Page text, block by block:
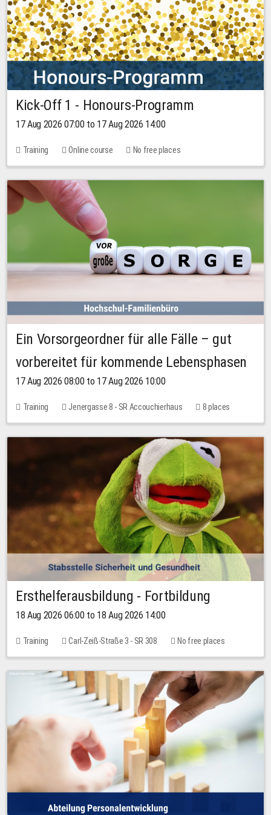
Kick-Off 1 - Honours-Programm
17 Aug 2026 07:00 to 17 Aug 2026 14:00
Training Online course No free places
Ein Vorsorgeordner für alle Fälle – gut
vorbereitet für kommende Lebensphasen
17 Aug 2026 08:00 to 17 Aug 2026 10:00
Training Jenergasse 8 - SR Accouchierhaus 8 places
Ersthelferausbildung - Fortbildung
18 Aug 2026 06:00 to 18 Aug 2026 14:00
Training Carl-Zeiß-Straße 3 - SR 308 No free places